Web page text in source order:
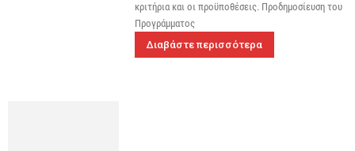
κριτήρια και οι προϋποθέσεις. Προδημοσίευση του
Προγράμματος
Διαβάστε περισσότερα